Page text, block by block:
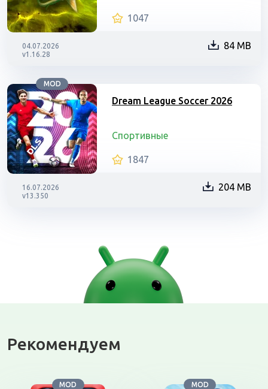
1047
04.07.2026
v1.16.28
84 MB
MOD
Dream League Soccer 2026
Спортивные
1847
16.07.2026
v13.350
204 MB
Рекомендуем
MOD MOD